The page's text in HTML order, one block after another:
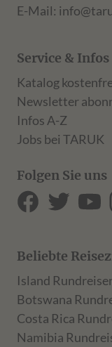
E-Mail:
Service & Infos
Katalog
Newsletter
Infos A-Z
Jobs bei TARUK
Folgen Sie uns
Beliebte
Island
Botswana
Costa Rica
Namibia